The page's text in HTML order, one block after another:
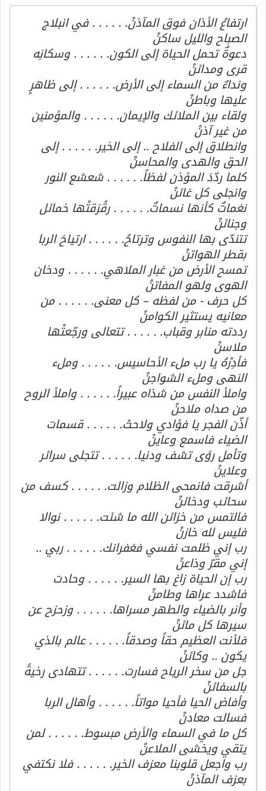
ارتفاعُ الأذان فوق المآذنْ. . . . . . في انبلاج
الصباح والليل ساكنْ
دعوةٌ تحمل الحياة إلى الكون. . . . . . وسكانِه
قرى ومدائنْ
ونداءٌ من السماء إلى الأرض. . . . . . إلى ظاهرٍ
عليها وباطنْ
ولقاء بين الملائك والإيمان. . . . . . والمؤمنين
من غير آذنْ
وانطلاق إلى الفلاح .. إلى الخير. . . . . . إلى
الحق والهدى والمحاسنْ
كلما ردّدَ المؤذن لفظاً. . . . . . شعشع النور
وانجلى كل غائنْ
نغماتٌ كأنها نسماتٌ. . . . . . رقْرَقتْها خمائل
وجنائنْ
تتندّى بها النفوس وترتاحُ. . . . . . ارتياحَ الربا
بقطر الهواتنْ
تمسح الأرض من غبار الملاهي. . . . . . ودخان
الهوى ولهو المفاتنْ
كل حرف - من لفظه – كل معنى. . . . . . من
معانيه يستثير الكوامنْ
رددته منابر وقباب. . . . . . تتعالى ورجّعتْها
ملاسنْ
فأدِرْهُ يا رب ملء الأحاسيس. . . . . . وملء
النهى وملء الشواجنْ
واملأ النفس من شذاه عبيراً. . . . . . واملأ الروح
من صداه ملاحنْ
أذّن الفجر يا فؤادي ولاحتْ. . . . . . قسمات
الضياء فاسمع وعاينْ
وتأمل رؤى تشف ودنيا. . . . . . تتجلى سرائر
وعلاينْ
أشرقت فانمحى الظلام وزالت. . . . . . كسف من
سحائب ودخائنْ
فالتمس من خزائن الله ما شئت. . . . . . نوالا
فليس لله خازنْ
رب إني ظلمت نفسي فغفرانك. . . . . . ربي ..
إني مقرّ وذاعنْ
رب إن الحياة زاغ بها السير. . . . . . وحادت
فاشدد عراها وطامنْ
وأنر بالضياء والطهر مسراها. . . . . . وزحزح عن
سيرها كل مائنْ
فلأنت العظيم حقاً وصدقاً. . . . . . عالم بالذي
يكون .. وكائنْ
جل من سخر الرياح فسارت. . . . . . تتهادى رخيةً
بالسفائنْ
وأفاض الحيا فأحيا مواتاً. . . . . . وأهال الربا
فسالت معادنْ
كل ما في السماء والأرض مبسوط. . . . . . لمن
يتقي ويخشى الملاعنْ
رب واجعل قلوبنا معزف الخير. . . . . . فلا نكتفي
بعزف المآذنْ